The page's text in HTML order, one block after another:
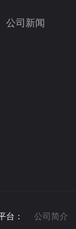
公司新闻
台： 公司简介